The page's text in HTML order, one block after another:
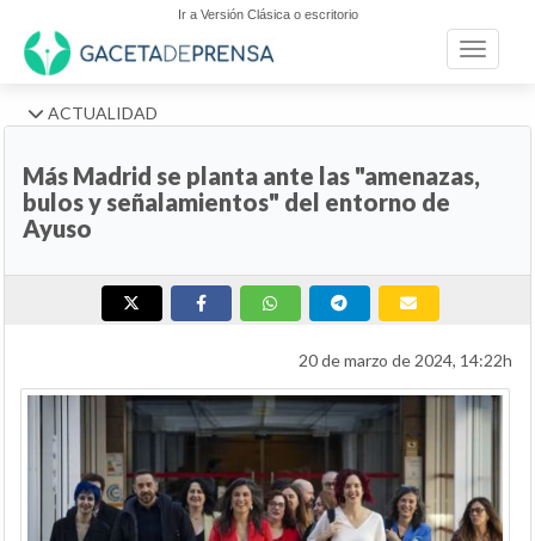
Ir a Versión Clásica o escritorio
Toggle
ACTUALIDAD
Más Madrid se planta ante las "amenazas,
bulos y señalamientos" del entorno de
Ayuso
20 de marzo de 2024, 14:22h